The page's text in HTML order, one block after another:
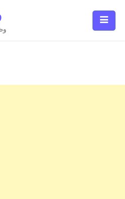
content